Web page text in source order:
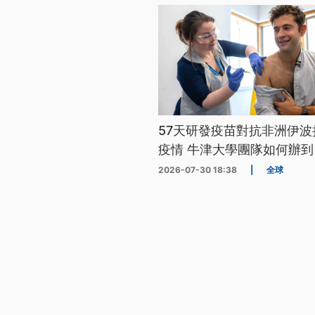
57天研發疫苗對抗非洲伊
疫情 牛津大學團隊如何辦
2026-07-30 18:38 全球